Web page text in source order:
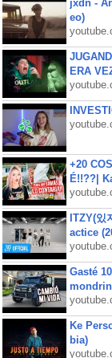
jxdn -
eo)
ERA
+20
É!!??|
ITZY(
actice
Gasté
mondrin
Ke
bia)